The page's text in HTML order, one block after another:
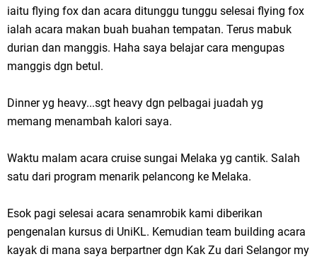
iaitu flying fox dan acara ditunggu tunggu selesai flying fox
ialah acara makan buah buahan tempatan. Terus mabuk
durian dan manggis. Haha saya belajar cara mengupas
manggis dgn betul.
Dinner yg heavy...sgt heavy dgn pelbagai juadah yg
memang menambah kalori saya.
Waktu malam acara cruise sungai Melaka yg cantik. Salah
satu dari program menarik pelancong ke Melaka.
Esok pagi selesai acara senamrobik kami diberikan
pengenalan kursus di UniKL. Kemudian team building acara
kayak di mana saya berpartner dgn Kak Zu dari Selangor my